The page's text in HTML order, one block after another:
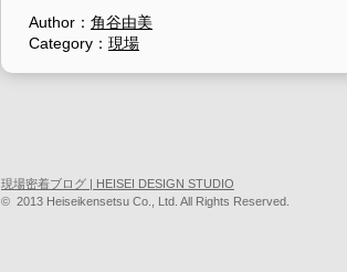
Author： 角谷由美
Category： 現場
現場密着ブログ | HEISEI DESIGN STUDIO
© 2013 Heiseikensetsu Co., Ltd. All Rights Reserved.